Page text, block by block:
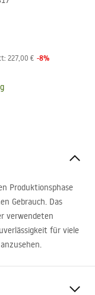
227,00 € -8%
Produktionsphase
Gebrauch. Das
verwendeten
für viele